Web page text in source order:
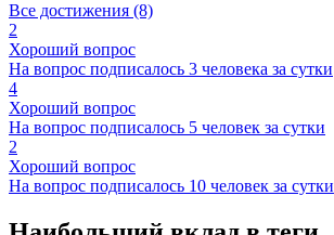
Все достижения (8)
2
Хороший вопрос
На вопрос подписалось 3 человека за сутки
4
Хороший вопрос
На вопрос подписалось 5 человек за сутки
2
Хороший вопрос
На вопрос подписалось 10 человек за сутки